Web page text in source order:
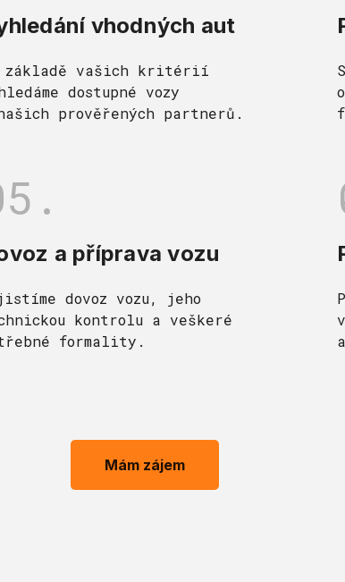
vhodných aut
základě vašich kritérií
dostupné vozy
prověřených partnerů.
a příprava vozu
dovoz vozu, jeho
kontrolu a veškeré
formality.
Mám zájem